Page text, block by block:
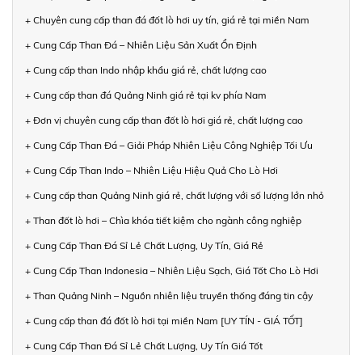
+ Chuyên cung cấp than đá đốt lò hơi uy tín, giá rẻ tại miền Nam
+ Cung Cấp Than Đá – Nhiên Liệu Sản Xuất Ổn Định
+ Cung cấp than Indo nhập khẩu giá rẻ, chất lượng cao
+ Cung cấp than đá Quảng Ninh giá rẻ tại kv phía Nam
+ Đơn vị chuyên cung cấp than đốt lò hơi giá rẻ, chất lượng cao
+ Cung Cấp Than Đá – Giải Pháp Nhiên Liệu Công Nghiệp Tối Ưu
+ Cung Cấp Than Indo – Nhiên Liệu Hiệu Quả Cho Lò Hơi
+ Cung cấp than Quảng Ninh giá rẻ, chất lượng với số lượng lớn nhỏ
+ Than đốt lò hơi – Chìa khóa tiết kiệm cho ngành công nghiệp
+ Cung Cấp Than Đá Sỉ Lẻ Chất Lượng, Uy Tín, Giá Rẻ
+ Cung Cấp Than Indonesia – Nhiên Liệu Sạch, Giá Tốt Cho Lò Hơi
+ Than Quảng Ninh – Nguồn nhiên liệu truyền thống đáng tin cậy
+ Cung cấp than đá đốt lò hơi tại miền Nam [UY TÍN - GIÁ TỐT]
+ Cung Cấp Than Đá Sỉ Lẻ Chất Lượng, Uy Tín Giá Tốt